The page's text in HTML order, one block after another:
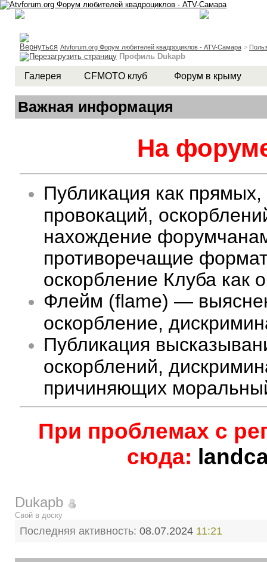
Atvforum.org Форум любителей квадроциклов - ATV-Самара >
Профиль Dukapb
Галерея CFMOTO клуб Форум в крыму
Важная информация
На
Публикация как
провокаций,
нахождение
противоречащие
оскорбление Клуба как
Флейм (flame) —
оскорбление,
Публикация
оскорблений,
причиняющих
При проблемах с
сюда:
Dukapb
Свой в доску
Последняя активность: 08.07.2024 11:21